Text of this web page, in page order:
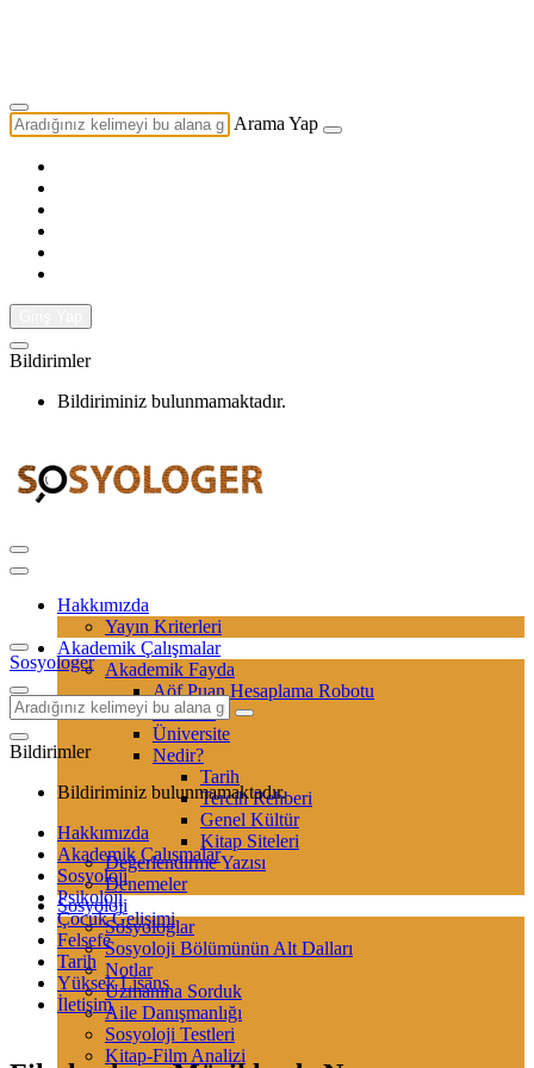
Arama Yap
Bildirimler
Bildiriminiz bulunmamaktadır.
Hakkımızda
Yayın Kriterleri
Akademik Çalışmalar
Akademik Fayda
Aöf Puan Hesaplama Robotu
Sertifika
Üniversite
Nedir?
Tarih
Tercih Rehberi
Genel Kültür
Kitap Siteleri
Değerlendirme Yazısı
Denemeler
Sosyoloji
Sosyologlar
Sosyoloji Bölümünün Alt Dalları
Notlar
Uzmanına Sorduk
Aile Danışmanlığı
Sosyoloji Testleri
Kitap-Film Analizi
Sosyologer
Bildirimler
Bildiriminiz bulunmamaktadır.
Hakkımızda
Akademik Çalışmalar
Sosyoloji
Psikoloji
Çocuk Gelişimi
Felsefe
Tarih
Yüksek Lisans
İletişim